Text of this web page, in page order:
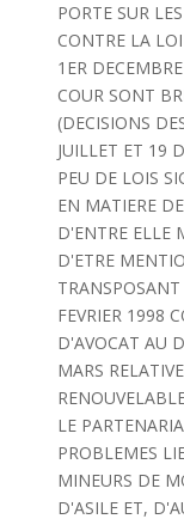
PORTE SUR
CONTRE LA
1ER
COUR SONT
(DECISIONS
JUILLET ET 19
PEU DE LOIS
EN MATIERE
D'ENTRE ELLE
D'ETRE
FEVRIER 1998
D'AVOCAT AU
MARS
LE
PROBLEMES
MINEURS DE
D'ASILE ET,